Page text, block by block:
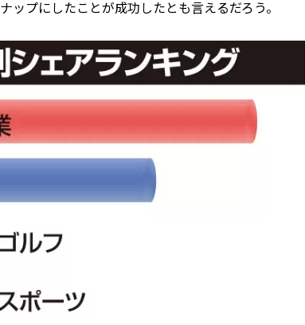
プにしたことが成功したとも言えるだろう。